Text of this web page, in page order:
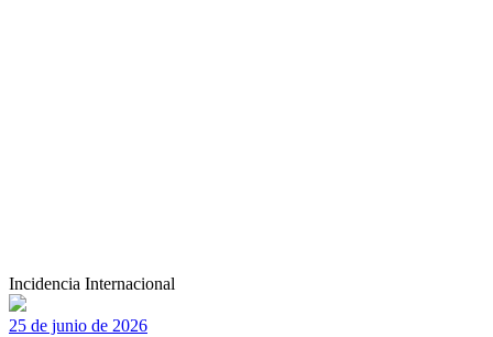
Incidencia Internacional
25 de junio de 2026